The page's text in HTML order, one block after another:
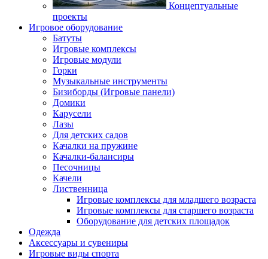
Концептуальные
проекты
Игровое оборудование
Батуты
Игровые комплексы
Игровые модули
Горки
Музыкальные инструменты
Бизиборды (Игровые панели)
Домики
Карусели
Лазы
Для детских садов
Качалки на пружине
Качалки-балансиры
Песочницы
Качели
Лиственница
Игровые комплексы для младшего возраста
Игровые комплексы для старшего возраста
Оборудование для детских площадок
Одежда
Аксессуары и сувениры
Игровые виды спорта